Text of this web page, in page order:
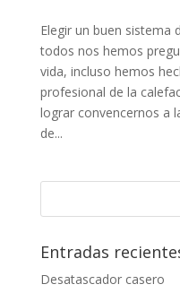
Elegir un buen sistema
todos nos hemos
vida, incluso hemos
profesional de la
lograr convencernos a
de...
Entradas
Desatascador casero